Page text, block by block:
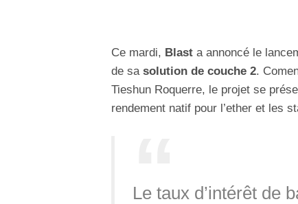
Ce mardi, Blast a annoncé le
de sa solution de couche 2.
Tieshun Roquerre, le projet se
rendement natif pour l’ether et les
Le taux d’intérêt de